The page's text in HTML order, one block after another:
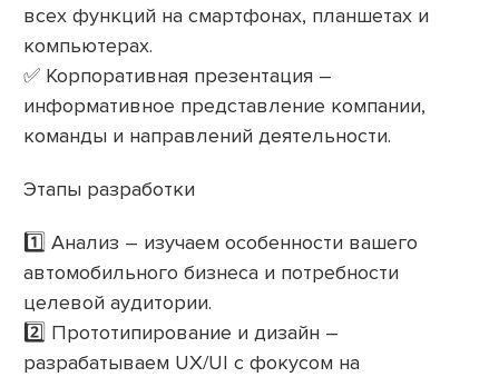
всех функций на смартфонах, планшетах и
компьютерах.
✅ Корпоративная презентация –
информативное представление компании,
команды и направлений деятельности.
Этапы разработки
1️⃣ Анализ – изучаем особенности вашего
автомобильного бизнеса и потребности
целевой аудитории.
2️⃣ Прототипирование и дизайн –
разрабатываем UX/UI с фокусом на